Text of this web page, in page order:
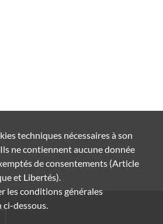
techniques nécessaires à son
ne contiennent aucune donnée
de consentements (Article
et Libertés).
les conditions générales
ci-dessous.